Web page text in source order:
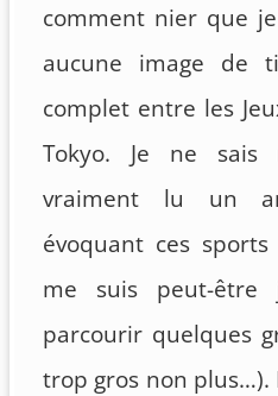
comment nier que
aucune image de
complet entre les
Tokyo. Je ne sais
vraiment lu un
évoquant ces sports
me suis peut-être
parcourir quelques
trop gros non